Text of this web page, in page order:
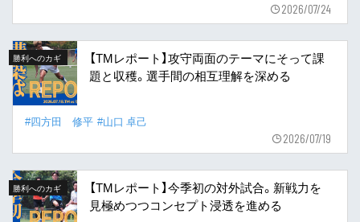
2026/07/24
勝利へのカギ
【TMレポート】攻守両面のテーマにそって課
題と収穫。選手間の相互理解を深める
#四方田 修平 #山口 卓己
2026/07/19
勝利へのカギ
【TMレポート】今季初の対外試合。新戦力を
見極めつつコンセプト浸透を進める